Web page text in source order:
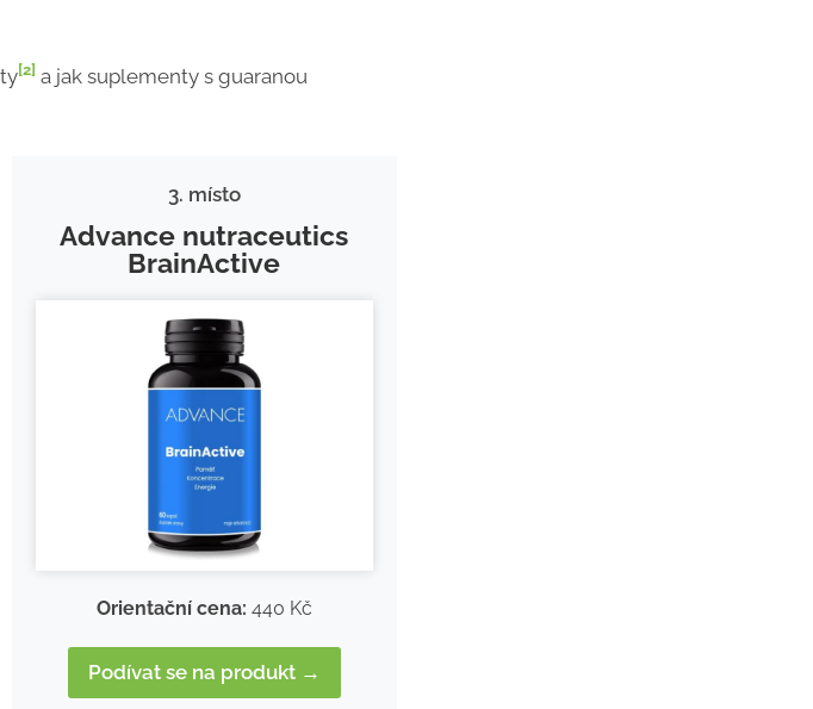
[2] a jak suplementy s guaranou
3. místo
Advance nutraceutics
BrainActive
Orientační cena: 440 Kč
Podívat se na produkt →